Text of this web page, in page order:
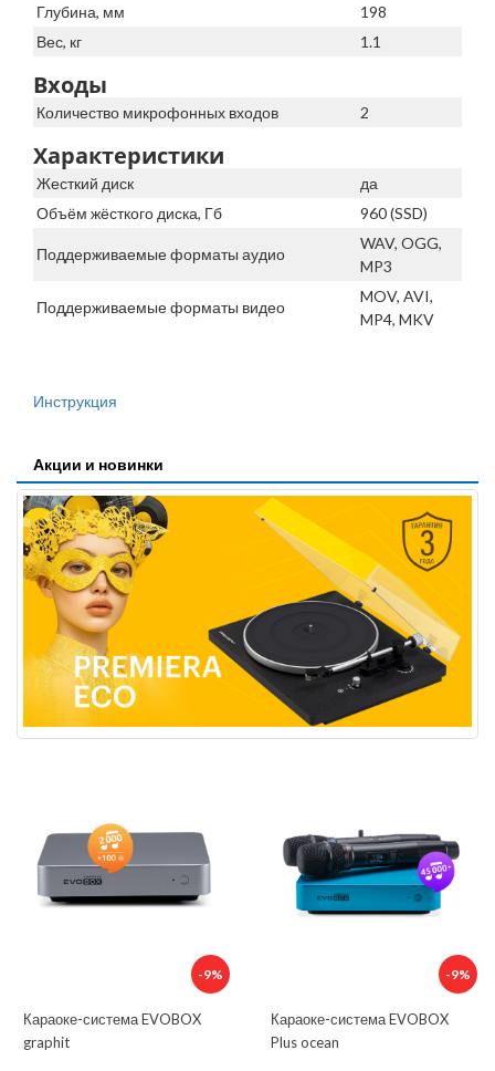
Глубина, мм
198
Вес, кг
1.1
Входы
Количество микрофонных входов 2
Характеристики
Жесткий диск
да
Объём жёсткого диска, Гб
960 (SSD)
Поддерживаемые форматы аудио
WAV, OGG,
MP3
Поддерживаемые форматы видео
MOV, AVI,
MP4, MKV
Инструкция
Акции и новинки
-9%
Караоке-система EVOBOX
graphit
-9%
Караоке-система EVOBOX
Plus ocean